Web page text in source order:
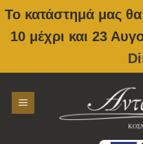
Το κατάστημά μας
10 μέχρι και 23
content